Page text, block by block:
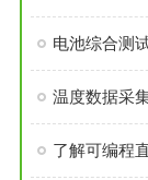
电池综合测
温度数据采
了解可编程